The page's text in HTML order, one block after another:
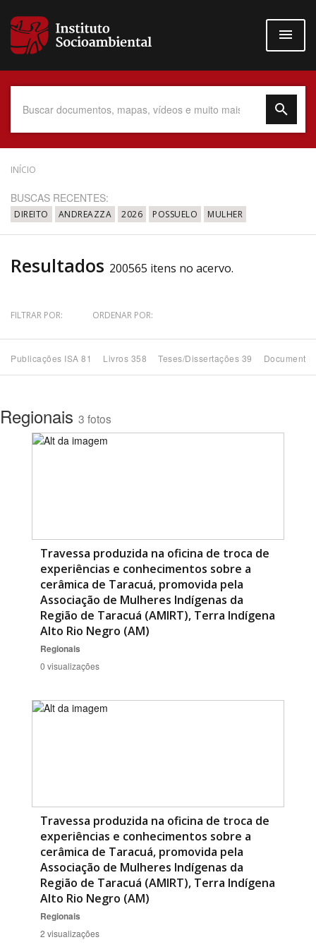
para
conteúdo
Data do Documento
Até
Povo Indígena
Subtema
BUSCAR
INÍCIO
BUSCAS RECENTES:
DIREITO ANDREAZZA 2026 POSSUELO MULHER
Resultados 200565 itens no acervo.
FILTRAR POR: ORDENAR POR:
Publicações ISA 81 Livros 358 Teses/Dissertações 39
Regionais 3 fotos
Travessa produzida na oficina de troca de
experiências e conhecimentos sobre a
cerâmica de Taracuá, promovida pela
Associação de Mulheres Indígenas da
Região de Taracuá (AMIRT), Terra Indígena
Alto Rio Negro (AM)
Regionais
0 visualizações
Travessa produzida na oficina de troca de
experiências e conhecimentos sobre a
cerâmica de Taracuá, promovida pela
Associação de Mulheres Indígenas da
Região de Taracuá (AMIRT), Terra Indígena
Alto Rio Negro (AM)
Regionais
2 visualizações